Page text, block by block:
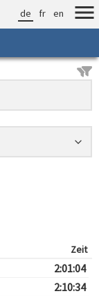
de fr en
Zeit
2:01:04
2:10:34